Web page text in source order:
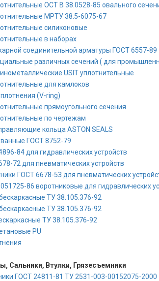
ОСТ В 38.0528-85 овального
МРТУ 38.5-6075-67
силиконовые
в наборах
соединительной арматуры ГОСТ 6557-89
различных сечений ( для
USIT уплотнительные
для камлоков
(V-ring)
прямоугольного сечения
по чертежам
кольца ASTON SEALS
ГОСТ 8752-79
84 для гидравлических устройств
72 для пневматических устройств
ГОСТ 6678-53 для пневматических
86 воротниковые для гидравлических
ТУ 38.105.376-92
ТУ 38.105.376-92
ТУ 38.105.376-92
PU
Сальники, Втулки, Грязесъемники
ГОСТ 24811-81 ТУ 2531-003-00152075-2000